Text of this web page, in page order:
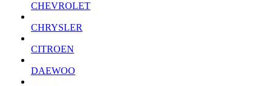
CHEVROLET
CHRYSLER
CITROEN
DAEWOO